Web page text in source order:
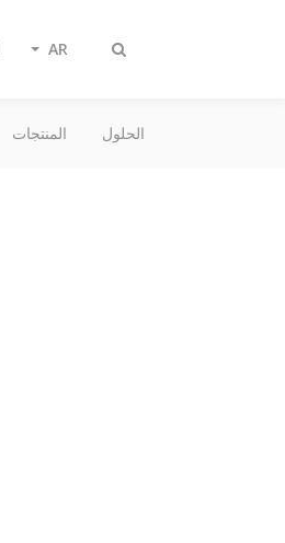
تبديل
AR
الحلول المنتجات